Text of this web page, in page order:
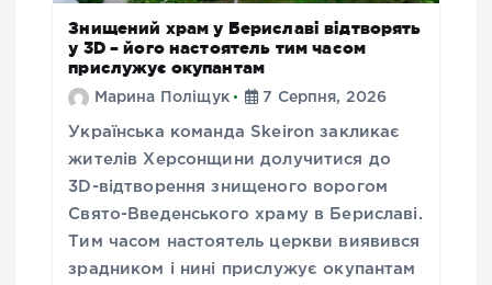
Знищений храм у Бериславі відтворять
у 3D – його настоятель тим часом
прислужує окупантам
Марина Поліщук 7 Серпня, 2026
Українська команда Skeiron закликає
жителів Херсонщини долучитися до
3D-відтворення знищеного ворогом
Свято-Введенського храму в Бериславі.
Тим часом настоятель церкви виявився
зрадником і нині прислужує окупантам